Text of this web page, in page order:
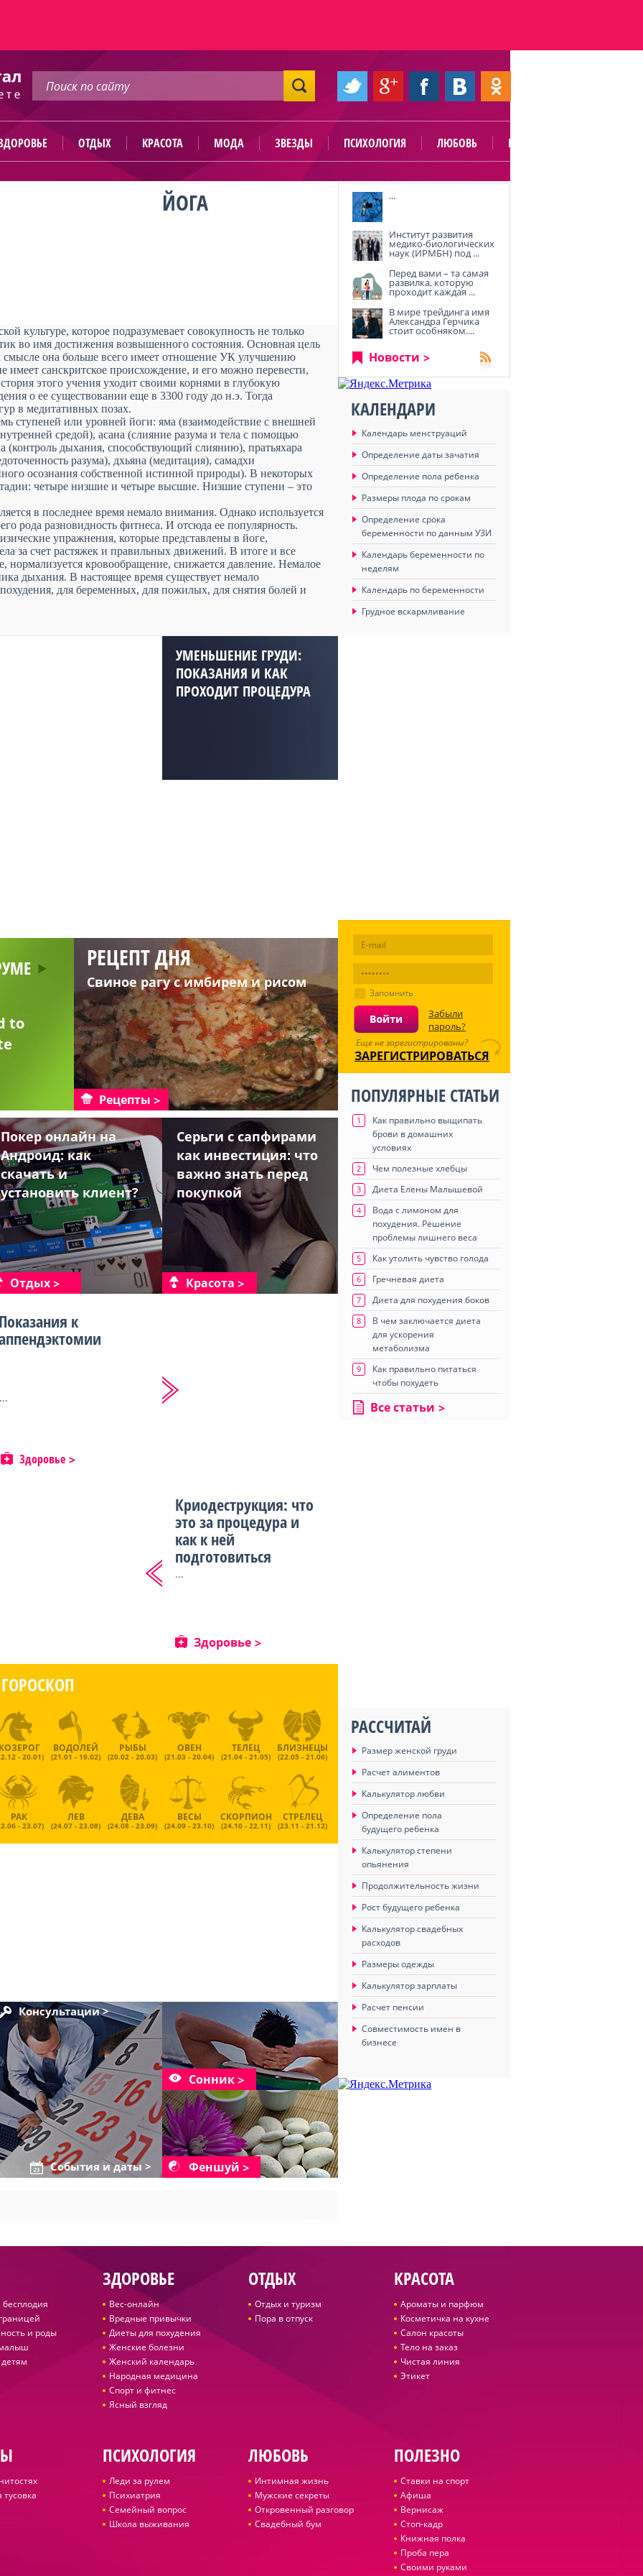
ОТДЫХ КРАСОТА МОДА ЗВЕЗДЫ ПСИХОЛОГИЯ ЛЮБОВЬ ПОЛЕЗНО
ЙОГА
культуре, которое подразумевает совокупность не только
во имя достижения возвышенного состояния. Основная цель
она больше всего имеет отношение УК улучшению
имеет санскритское происхождение, и его можно перевести,
этого учения уходит своими корнями в глубокую
о ее существовании еще в 3300 году до н.э. Тогда
в медитативных позах.
ступеней или уровней йоги: яма (взаимодействие с внешней
средой), асана (слияние разума и тела с помощью
(контроль дыхания, способствующий слиянию), пратьяхара
разума), дхьяна (медитация), самадхи
осознания собственной истинной природы). В некоторых
четыре низшие и четыре высшие. Низшие ступени – это
в последнее время немало внимания. Однако используется
рода разновидность фитнеса. И отсюда ее популярность.
упражнения, которые представлены в йоге,
за счет растяжек и правильных движений. В итоге и все
нормализуется кровообращение, снижается давление. Немалое
дыхания. В настоящее время существует немало
для беременных, для пожилых, для снятия болей и
УМЕНЬШЕНИЕ ГРУДИ:
ПОКАЗАНИЯ И КАК
ПРОХОДИТ ПРОЦЕДУРА
to
РЕЦЕПТ ДНЯ
Свиное рагу с имбирем и рисом
Рецепты
Покер онлайн на
Андроид: как
скачать и
установить клиент?
Отдых
Серьги с сапфирами
как инвестиция: что
важно знать перед
покупкой
Красота
к
...
Здоровье
Криодеструкция: что
это за процедура и
как к ней
подготовиться
...
Здоровье
ГОРОСКОП
- 20.01)
ВОДОЛЕЙ
(21.01 - 19.02)
РЫБЫ
(20.02 - 20.03)
ОВЕН
(21.03 - 20.04)
ТЕЛЕЦ
(21.04 - 21.05)
БЛИЗНЕЦЫ
(22.05 - 21.06)
РАК
- 23.07)
ЛЕВ
(24.07 - 23.08)
ДЕВА
(24.08 - 23.09)
ВЕСЫ
(24.09 - 23.10)
СКОРПИОН
(24.10 - 22.11)
СТРЕЛЕЦ
(23.11 - 21.12)
Консультации >
События и даты >
Сонник
Феншуй
...
Институт развития
медико-биологических
наук (ИРМБН) под ...
Перед вами – та самая
развилка, которую
проходит каждая ...
В мире трейдинга имя
Александра Герчика
стоит особняком....
Новости
КАЛЕНДАРИ
Календарь менструаций
Определение даты зачатия
Определение пола ребенка
Размеры плода по срокам
Определение срока
беременности по данным УЗИ
Календарь беременности по
неделям
Календарь по беременности
Грудное вскармливание
Запомнить
Забыли
пароль?
Еще не зарегистрированы?
ЗАРЕГИСТРИРОВАТЬСЯ
ПОПУЛЯРНЫЕ СТАТЬИ
1
Как правильно выщипать
брови в домашних
условиях
2 Чем полезные хлебцы
3 Диета Елены Малышевой
4
Вода с лимоном для
похудения. Решение
проблемы лишнего веса
5 Как утолить чувство голода
6 Гречневая диета
7 Диета для похудения боков
8
В чем заключается диета
для ускорения
метаболизма
9
Как правильно питаться
чтобы похудеть
Все статьи
РАССЧИТАЙ
Размер женской груди
Расчет алиментов
Калькулятор любви
Определение пола
будущего ребенка
Калькулятор степени
опьянения
Продолжительность жизни
Рост будущего ребенка
Калькулятор свадебных
расходов
Размеры одежды
Калькулятор зарплаты
Расчет пенсии
Совместимость имен в
бизнесе
и роды
ЗДОРОВЬЕ
Вес-онлайн
Вредные привычки
Диеты для похудения
Женские болезни
Женский календарь
Народная медицина
Спорт и фитнес
Ясный взгляд
ОТДЫХ
Отдых и туризм
Пора в отпуск
КРАСОТА
Ароматы и парфюм
Косметичка на кухне
Салон красоты
Тело на заказ
Чистая линия
Этикет
тусовка
ПСИХОЛОГИЯ
Леди за рулем
Психиатрия
Семейный вопрос
Школа выживания
ЛЮБОВЬ
Интимная жизнь
Мужские секреты
Откровенный разговор
Свадебный бум
ПОЛЕЗНО
Ставки на спорт
Афиша
Вернисаж
Стоп-кадр
Книжная полка
Проба пера
Своими руками